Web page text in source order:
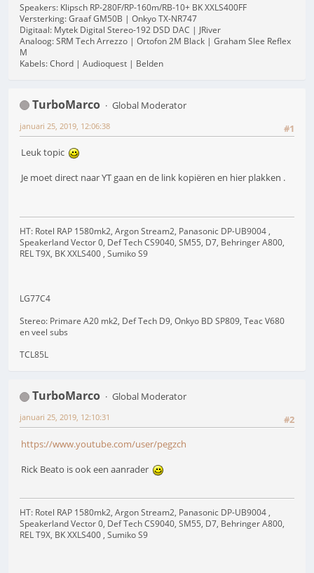
Speakers: Klipsch RP-280F/RP-160m/RB-10+ BK XXLS400FF
Versterking: Graaf GM50B | Onkyo TX-NR747
Digitaal: Mytek Digital Stereo-192 DSD DAC | JRiver
Analoog: SRM Tech Arrezzo | Ortofon 2M Black | Graham Slee Reflex
M
Kabels: Chord | Audioquest | Belden
TurboMarco
Global Moderator
#1
januari 25, 2019, 12:06:38
Leuk topic
Je moet direct naar YT gaan en de link kopiëren en hier plakken .
HT: Rotel RAP 1580mk2, Argon Stream2, Panasonic DP-UB9004 ,
Speakerland Vector 0, Def Tech CS9040, SM55, D7, Behringer A800,
REL T9X, BK XXLS400 , Sumiko S9
LG77C4
Stereo: Primare A20 mk2, Def Tech D9, Onkyo BD SP809, Teac V680
en veel subs
TCL85L
TurboMarco
Global Moderator
#2
januari 25, 2019, 12:10:31
https://www.youtube.com/user/pegzch
Rick Beato is ook een aanrader
HT: Rotel RAP 1580mk2, Argon Stream2, Panasonic DP-UB9004 ,
Speakerland Vector 0, Def Tech CS9040, SM55, D7, Behringer A800,
REL T9X, BK XXLS400 , Sumiko S9